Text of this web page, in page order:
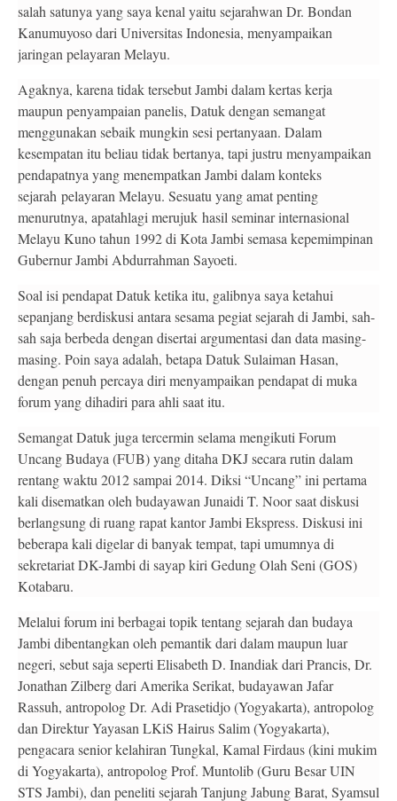
salah satunya yang saya kenal yaitu sejarahwan Dr. Bondan
Kanumuyoso dari Universitas Indonesia, menyampaikan
jaringan pelayaran Melayu.
Agaknya, karena tidak tersebut Jambi dalam kertas kerja
maupun penyampaian panelis, Datuk dengan semangat
menggunakan sebaik mungkin sesi pertanyaan. Dalam
kesempatan itu beliau tidak bertanya, tapi justru menyampaikan
pendapatnya yang menempatkan Jambi dalam konteks
sejarah pelayaran Melayu. Sesuatu yang amat penting
menurutnya, apatahlagi merujuk hasil seminar internasional
Melayu Kuno tahun 1992 di Kota Jambi semasa kepemimpinan
Gubernur Jambi Abdurrahman Sayoeti.
Soal isi pendapat Datuk ketika itu, galibnya saya ketahui
sepanjang berdiskusi antara sesama pegiat sejarah di Jambi, sah-
sah saja berbeda dengan disertai argumentasi dan data masing-
masing. Poin saya adalah, betapa Datuk Sulaiman Hasan,
dengan penuh percaya diri menyampaikan pendapat di muka
forum yang dihadiri para ahli saat itu.
Semangat Datuk juga tercermin selama mengikuti Forum
Uncang Budaya (FUB) yang ditaha DKJ secara rutin dalam
rentang waktu 2012 sampai 2014. Diksi “Uncang” ini pertama
kali disematkan oleh budayawan Junaidi T. Noor saat diskusi
berlangsung di ruang rapat kantor Jambi Ekspress. Diskusi ini
beberapa kali digelar di banyak tempat, tapi umumnya di
sekretariat DK-Jambi di sayap kiri Gedung Olah Seni (GOS)
Kotabaru.
Melalui forum ini berbagai topik tentang sejarah dan budaya
Jambi dibentangkan oleh pemantik dari dalam maupun luar
negeri, sebut saja seperti Elisabeth D. Inandiak dari Prancis, Dr.
Jonathan Zilberg dari Amerika Serikat, budayawan Jafar
Rassuh, antropolog Dr. Adi Prasetidjo (Yogyakarta), antropolog
dan Direktur Yayasan LKiS Hairus Salim (Yogyakarta),
pengacara senior kelahiran Tungkal, Kamal Firdaus (kini mukim
di Yogyakarta), antropolog Prof. Muntolib (Guru Besar UIN
STS Jambi), dan peneliti sejarah Tanjung Jabung Barat, Syamsul